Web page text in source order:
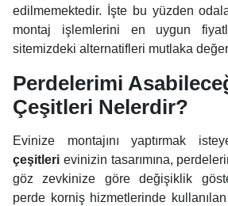
edilmemektedir. İşte bu yüzden
montaj işlemlerini en uygun
sitemizdeki alternatifleri mutlaka
Perdelerimi
Çeşitleri Nelerdir?
Evinize montajını yaptırmak
çeşitleri evinizin tasarımına,
göz zevkinize göre değişiklik
perde korniş hizmetlerinde